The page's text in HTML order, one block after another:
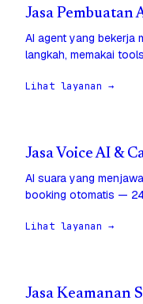
Jasa Pembuatan
AI agent yang bekerja
langkah, memakai
Lihat layanan →
Jasa Voice AI &
AI suara yang
booking otomatis —
Lihat layanan →
Jasa Keamanan